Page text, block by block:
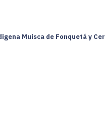
Muisca de Fonquetá y